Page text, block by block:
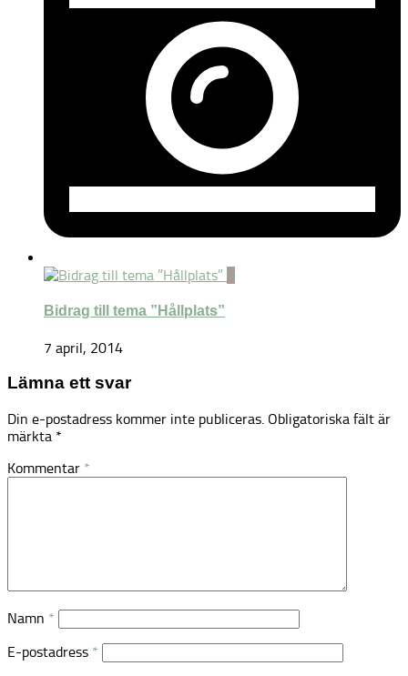
0
Bidrag till tema ”Hållplats”
7 april, 2014
Lämna ett svar
Din e-postadress kommer inte publiceras. Obligatoriska fält är
märkta *
Kommentar *
Namn *
E-postadress *